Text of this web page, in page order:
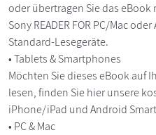
oder übertragen Sie das
Sony READER FOR PC/Mac
Standard-Lesegeräte.
• Tablets & Smartphones
Möchten Sie dieses eBook auf
lesen, finden Sie hier unsere
iPhone/iPad und Android
• PC & Mac